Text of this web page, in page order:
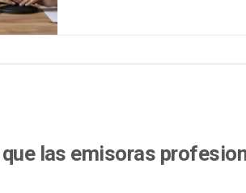
las emisoras